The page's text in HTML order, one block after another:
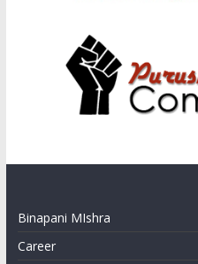
Binapani MIshra
Career